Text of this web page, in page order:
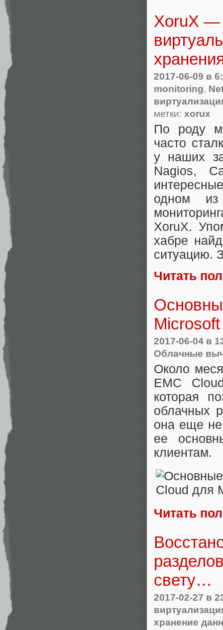
XoruX —
2017-06-09 в
monitoring,
метки: xorux
По роду
часто
у наших
Nagios,
одном
XoruX.
хабре
ситуацию.
Читать
2017-06-04 в
Облачные
Около
EMC
которая
облачных
она еще не
ее
клиентам.
Читать
свету…
2017-02-27 в
хранение